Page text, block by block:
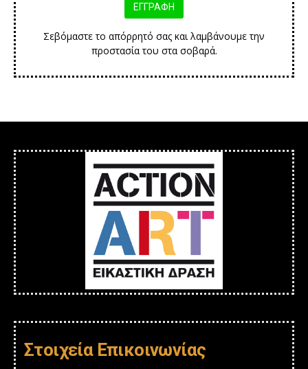
Σεβόμαστε το απόρρητό σας και λαμβάνουμε την
προστασία του στα σοβαρά.
Στοιχεία Επικοινωνίας